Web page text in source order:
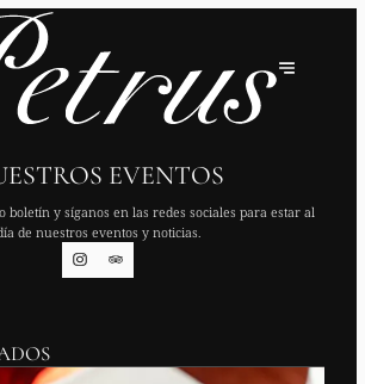
EVENTOS
boletín y síganos en las redes sociales para estar al
de nuestros eventos y noticias.